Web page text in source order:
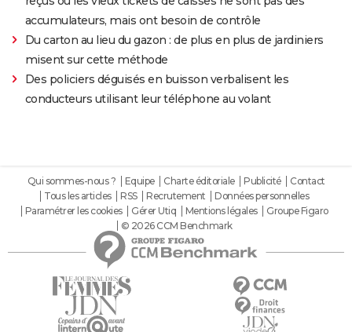
accumulateurs, mais ont besoin de contrôle
Du carton au lieu du gazon : de plus en plus de jardiniers
misent sur cette méthode
Des policiers déguisés en buisson verbalisent les
conducteurs utilisant leur téléphone au volant
Qui sommes-nous ? Equipe Charte éditoriale Publicité
Contact
Tous les articles
RSS Recrutement
Données personnelles
Paramétrer les cookies
Gérer Utiq Mentions légales
Groupe Figaro
© 2026 CCM Benchmark